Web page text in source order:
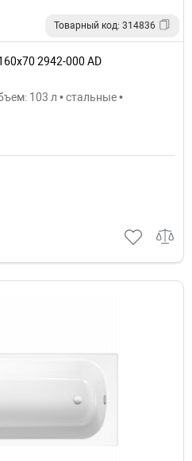
Товарный код: 314836
2942-000 AD
103 л • стальные •